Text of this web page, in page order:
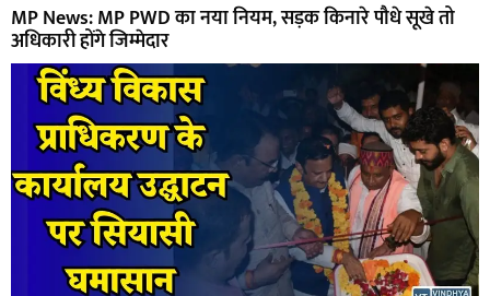
MP News: MP PWD का नया नियम, सड़क किनारे पौधे सूखे तो
अधिकारी होंगे जिम्मेदार